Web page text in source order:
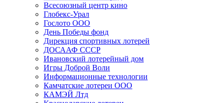
Всесоюзный центр кино
Глобекс-Урал
Гослото ООО
День Победы фонд
Дирекция спортивных лотерей
ДОСААФ СССР
Ивановский лотерейный дом
Игры Доброй Воли
Информационные технологии
Камчатские лотереи ООО
КАМЭЙ Лтд